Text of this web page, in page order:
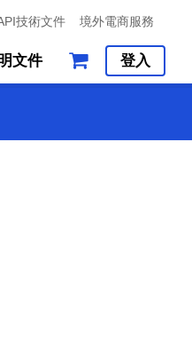
技術文件 境外電商服務
文件 登入